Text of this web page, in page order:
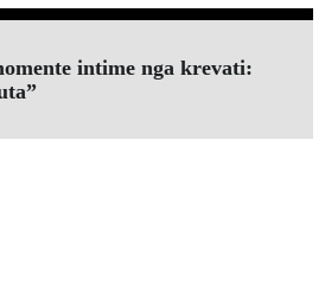
intime nga krevati: